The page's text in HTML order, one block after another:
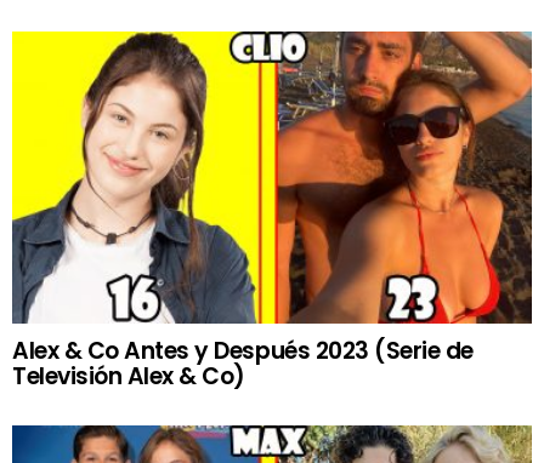
Alex & Co Antes y Después 2023 (Serie de
Televisión Alex & Co)